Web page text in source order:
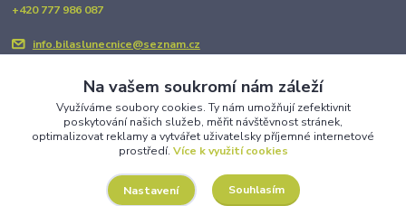
+420 777 986 087
info.bilaslunecnice@seznam.cz
Upravit sběr cookies.
Na vašem soukromí nám záleží
Využíváme soubory cookies. Ty nám umožňují zefektivnit
poskytování našich služeb, měřit návštěvnost stránek,
optimalizovat reklamy a vytvářet uživatelsky příjemné internetové
prostředí. Více k využití cookies
Nastavení Souhlasím